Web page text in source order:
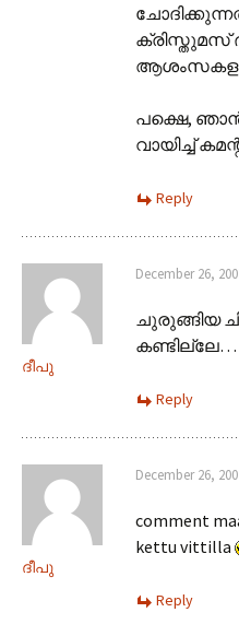
ക്രിസ്തുമസ്
പക്ഷെ, ഞാന്‍
വായിച്ച്
Reply
ദീപു
December 26,
ചുരുങ്ങിയ
Reply
ദീപു
December 26,
comment
kettu vittilla
Reply